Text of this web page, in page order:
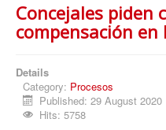
Concejales piden
compensación en
Details
Category: Procesos
Published: 29 August 2020
Hits: 5758